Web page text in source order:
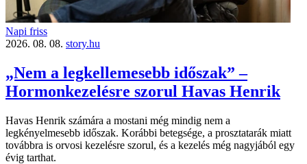
Napi friss
2026. 08. 08. story.hu
„Nem a legkellemesebb időszak” –
Hormonkezelésre szorul Havas Henrik
Havas Henrik számára a mostani még mindig nem a
legkényelmesebb időszak. Korábbi betegsége, a prosztatarák miatt
továbbra is orvosi kezelésre szorul, és a kezelés még nagyjából egy
évig tarthat.